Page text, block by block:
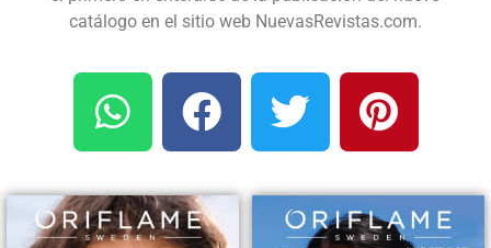
catálogo en el sitio web NuevasRevistas.com.